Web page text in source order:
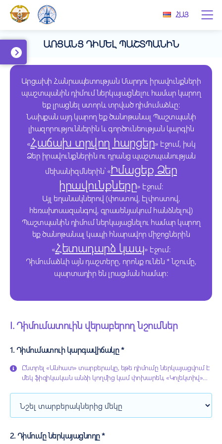
ՀԱՅ
ԱՌՑԱՆՑ ԴԻՄԵԼ ՊԱՇՏՊԱՆԻՆ
Արցախի Հանրապետության Մարդու իրավունքների
պաշտպանին դիմում ներկայացնելու համար կարող
եք լրացնել ստորև տրված դիմումաձևը:
Նախքան այդ կարող եք ծանոթանալ Պաշտպանի
լիազորություններին և գործունեության կարգին
«Հաճախ տրվող հարցեր» էջում, իսկ
Ձեր իրավունքներին ու դրանց պաշտպանության
մեխանիզմներին՝ «Իմացեք Ձեր
իրավունքները» էջում:
Այլ եղանակներով (փոստով, էլփոստով,
հեռախոսազանգով, գրասենյակում հանձնելով)
Պաշտպանին դիմում ներկայացնելու համար կարող
եք ծանոթանալ կապի հնարավոր միջոցներին
«Հետադարձ կապ» էջում:
Դիմումաձևի այն դաշտերը, որոնք ունեն * նշումը,
պարտադիր են լրացման համար:
I. Դիմումատուին վերաբերող նշումներ
1. Դիմումատուի կարգավիճակը *
Ընտրել «Անհատ» տարբերակը, եթե դիմումը ներկայացվում է
մեկ ֆիզիկական անձի կողմից կամ փոխարեն, «Կոլեկտիվ»
անձանց կողմից կամ փոխարեն, իսկ «Իրավաբանական անձ»
տարբերակը, եթե խախտվել են իրավաբանական անձի
իրավունքները, և դիմումատուն լիազորված է հանդես գալու
2. Դիմումը ներկայացնողը *